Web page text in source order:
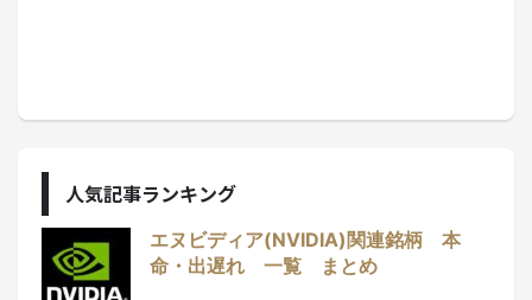
人気記事ランキング
エヌビディア(NVIDIA)関連銘柄 本
命・出遅れ 一覧 まとめ